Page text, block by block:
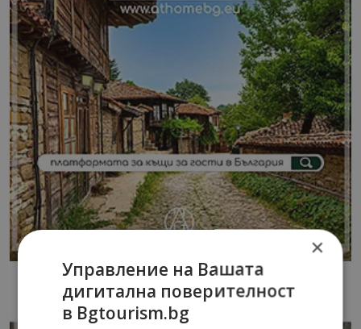
×
Управление на Вашата
дигитална поверителност
в Bgtourism.bg